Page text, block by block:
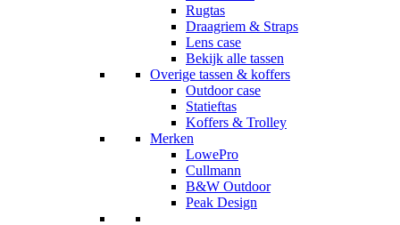
Rugtas
Draagriem & Straps
Lens case
Bekijk alle tassen
Overige tassen & koffers
Outdoor case
Statieftas
Koffers & Trolley
Merken
LowePro
Cullmann
B&W Outdoor
Peak Design